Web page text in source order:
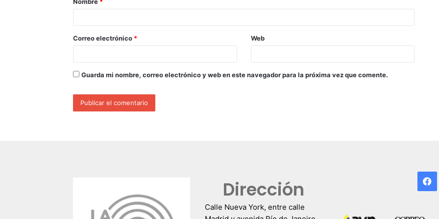
Nombre *
Correo electrónico * Web
Guarda mi nombre, correo electrónico y web en este navegador para la próxima vez que comente.
Dirección
Calle Nueva York, entre calle